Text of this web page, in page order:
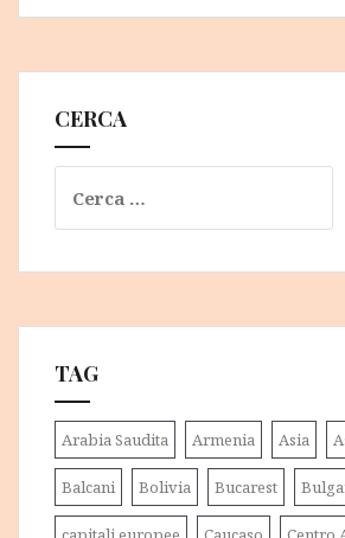
CERCA
per:
TAG
Arabia Saudita Armenia Asia
Balcani Bolivia Bucarest